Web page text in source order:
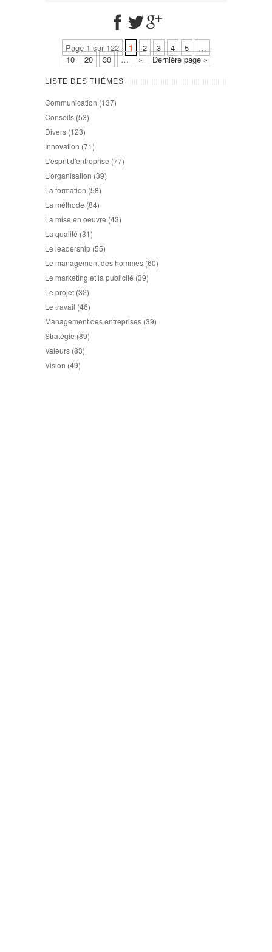
Page 1 sur 122 1 2 3 4 5
…
10
20 30 … » Dernière page »
LISTE DES THÈMES
Communication (137)
Conseils (53)
Divers (123)
Innovation (71)
L'esprit d'entreprise (77)
L'organisation (39)
La formation (58)
La méthode (84)
La mise en oeuvre (43)
La qualité (31)
Le leadership (55)
Le management des hommes (60)
Le marketing et la publicité (39)
Le projet (32)
Le travail (46)
Management des entreprises (39)
Stratégie (89)
Valeurs (83)
Vision (49)